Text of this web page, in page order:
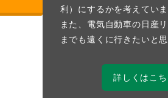
利）にするかを考えていま
また、電気自動車の日産
までも遠くに行きたいと思
詳しくはこち